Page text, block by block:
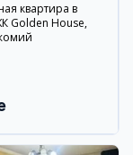
квартира в
Golden House,